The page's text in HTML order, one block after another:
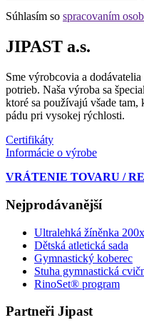
Súhlasím so spracovaním
JIPAST a.s.
Sme výrobcovia a
potrieb. Naša výroba sa
ktoré sa používajú všade
pádu pri vysokej rýchlosti.
Certifikáty
Informácie o výrobe
VRÁTENIE TOVARU /
Nejprodávanější
Ultralehká žíněnka
Dětská atletická sada
Gymnastický koberec
Stuha gymnastická
RinoSet® program
Partneři Jipast